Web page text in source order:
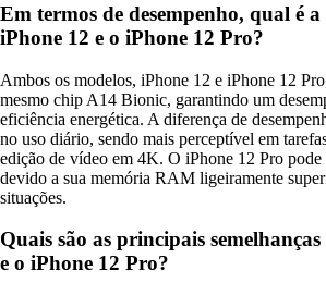
Em termos de desempenho, qual é
iPhone 12 e o iPhone 12 Pro?
Ambos os modelos, iPhone 12 e iPhone 12
mesmo chip A14 Bionic, garantindo um
eficiência energética. A diferença de
no uso diário, sendo mais perceptível em
edição de vídeo em 4K. O iPhone 12 Pro pode
devido a sua memória RAM ligeiramente
situações.
Quais são as principais
e o iPhone 12 Pro?